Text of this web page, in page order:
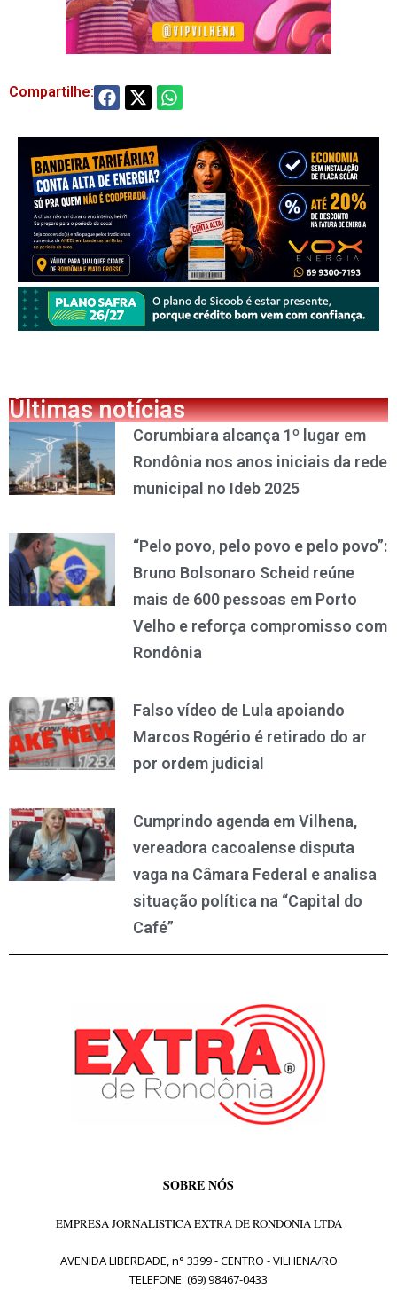
Compartilhe:
Últimas notícias
Corumbiara alcança 1º lugar em
Rondônia nos anos iniciais da rede
municipal no Ideb 2025
“Pelo povo, pelo povo e pelo povo”:
Bruno Bolsonaro Scheid reúne
mais de 600 pessoas em Porto
Velho e reforça compromisso com
Rondônia
Falso vídeo de Lula apoiando
Marcos Rogério é retirado do ar
por ordem judicial
Cumprindo agenda em Vilhena,
vereadora cacoalense disputa
vaga na Câmara Federal e analisa
situação política na “Capital do
Café”
SOBRE NÓS
EMPRESA JORNALISTICA EXTRA DE RONDONIA LTDA
AVENIDA LIBERDADE, n° 3399 - CENTRO - VILHENA/RO
TELEFONE: (69) 98467-0433